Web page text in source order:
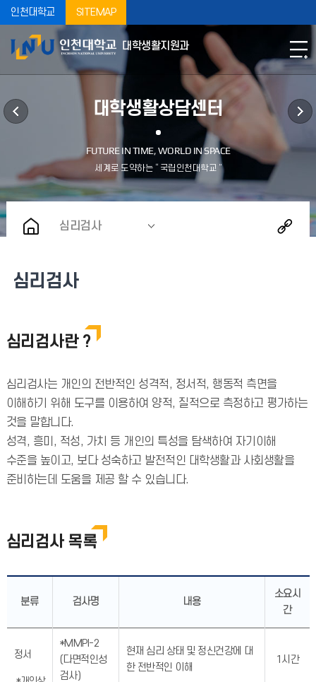
인천대학교 SITEMAP
대학생활지원과
대학생활상담센터
심리검사
심리검사
심리검사란 ?
심리검사는 개인의 전반적인 성격적, 정서적, 행동적 측면을
이해하기 위해 도구를 이용하여 양적, 질적으로 측정하고 평가하는
것을 말합니다.
성격, 흥미, 적성, 가치 등 개인의 특성을 탐색하여 자기이해
수준을 높이고, 보다 성숙하고 발전적인 대학생활과 사회생활을
준비하는데 도움을 제공 할 수 있습니다.
심리검사 목록
분류 검사명 내용
소요시
간
정서
*MMPI-2
(다면적인성
검사)
현재 심리 상태 및 정신건강에 대
한 전반적인 이해
1시간